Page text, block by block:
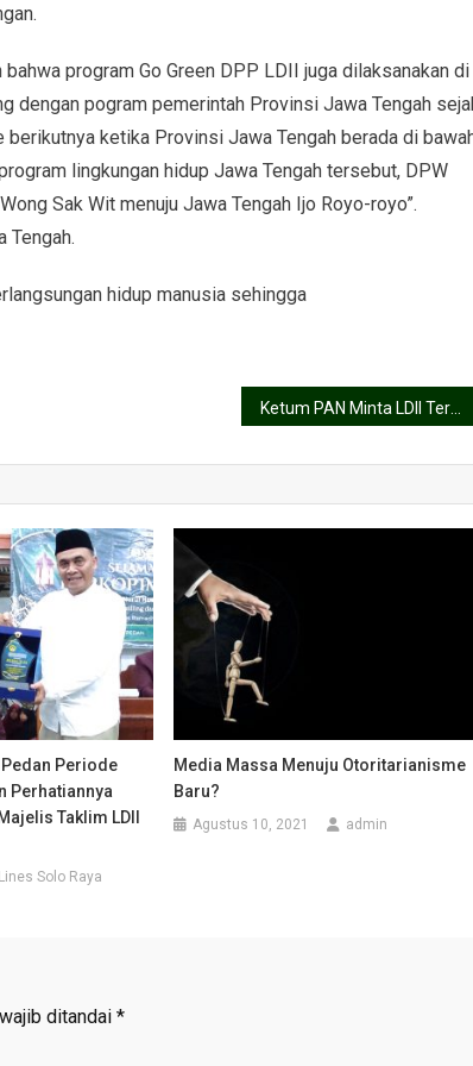
program Go Green DPP LDII juga dilaksanakan di
dengan pogram pemerintah Provinsi Jawa Tengah
ketika Provinsi Jawa Tengah berada di
lingkungan hidup Jawa Tengah tersebut, DPW
Sak Wit menuju Jawa Tengah Ijo Royo-royo”.
Tengah.
hidup manusia sehingga
Pedan Periode
Perhatiannya
Taklim LDII
Lines Solo Raya
Media Massa Menuju Otoritarianisme
Baru?
Agustus 10, 2021 admin
ditandai *